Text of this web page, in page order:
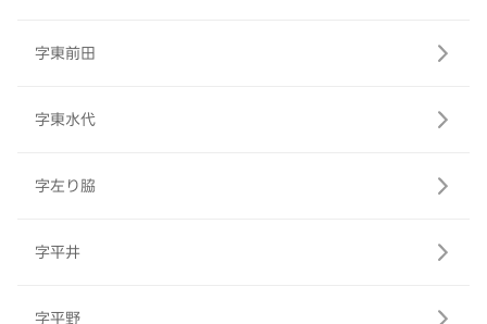
字東前田
字東水代
字左り脇
字平井
字平野